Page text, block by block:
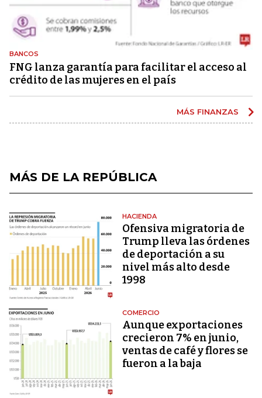
BANCOS
FNG lanza garantía para facilitar el acceso al
crédito de las mujeres en el país
MÁS FINANZAS
MÁS DE LA REPÚBLICA
HACIENDA
Ofensiva migratoria de
Trump lleva las órdenes
de deportación a su
nivel más alto desde
1998
COMERCIO
Aunque exportaciones
crecieron 7% en junio,
ventas de café y flores se
fueron a la baja